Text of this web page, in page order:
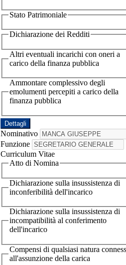
Stato Patrimoniale
Dichiarazione dei Redditi
Altri eventuali incarichi con oneri a
carico della finanza pubblica
Ammontare complessivo degli
emolumenti percepiti a carico della
finanza pubblica
Dettagli
Nominativo
Funzione
Curriculum Vitae
Atto di Nomina
Dichiarazione sulla insussistenza di
inconferibilità dell'incarico
Dichiarazione sulla insussistenza di
incompatibilità al conferimento
dell'incarico
Compensi di qualsiasi natura
all'assunzione della carica